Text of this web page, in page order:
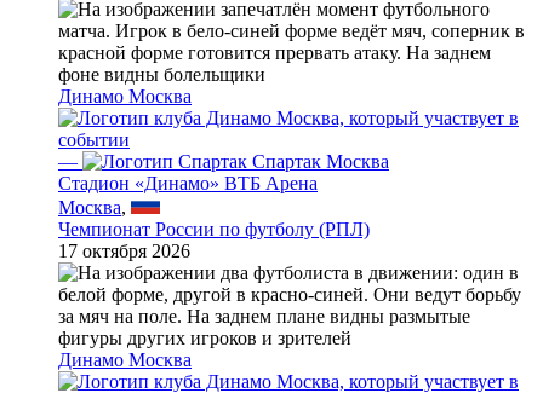
Динамо Москва
—
Спартак Москва
Стадион «Динамо» ВТБ Арена
Москва,
Чемпионат России по футболу (РПЛ)
17 октября 2026
Динамо Москва